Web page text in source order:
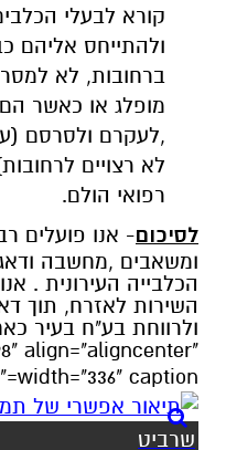
קורא לבעלי
ולהתייחס אליהם
ברחובות, לא
מופלג או כאשר הם
,לעקרם ולסרסם
לא רצויים
רפואי הולם.
לסיכום- אנו פועלים
ומשאבים ,מחשבה
הכלבייה העירונית .
השירות לאזרח, תוך
align="aligncenter"
width="336" caption="ד"ר שרביט מחזיר מלחמה"]
שרביט